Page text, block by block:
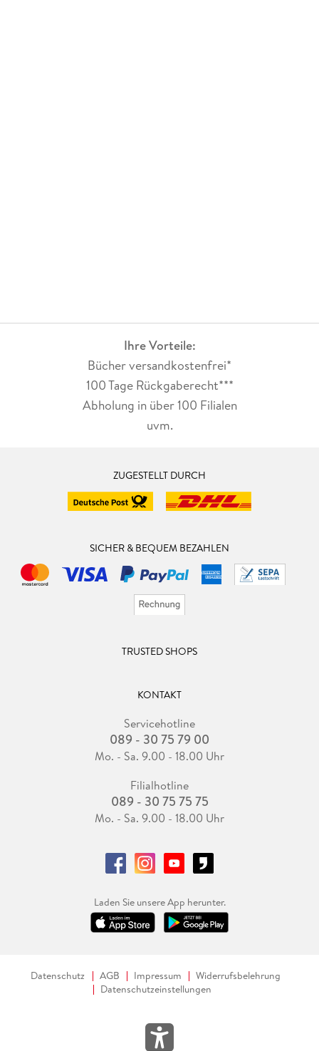
ich, nicht mehr das Selbe sein wie vorher. Mal sehen.
Ihre Vorteile:
Bücher versandkostenfrei*
100 Tage Rückgaberecht***
Abholung in über 100 Filialen
uvm.
ZUGESTELLT DURCH
SICHER & BEQUEM BEZAHLEN
TRUSTED SHOPS
KONTAKT
Servicehotline
089 - 30 75 79 00
Mo. - Sa. 9.00 - 18.00 Uhr
Filialhotline
089 - 30 75 75 75
Mo. - Sa. 9.00 - 18.00 Uhr
Laden Sie unsere App herunter.
Datenschutz AGB Impressum
Widerrufsbelehrung
Datenschutzeinstellungen